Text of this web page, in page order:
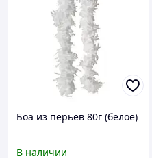
Боа из перьев 80г (белое)
В наличии